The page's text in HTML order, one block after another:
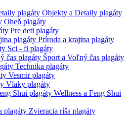
Objekty a Detaily plagáty
Oheň plagáty
Pre deti plagáty
Príroda a krajina plagáty
Sci - fi plagáty
Šport a Voľný čas plagáty
Technika plagáty
Vesmir plagáty
Vlaky plagáty
Wellness a Feng Shui
Zvieracia ríša plagáty